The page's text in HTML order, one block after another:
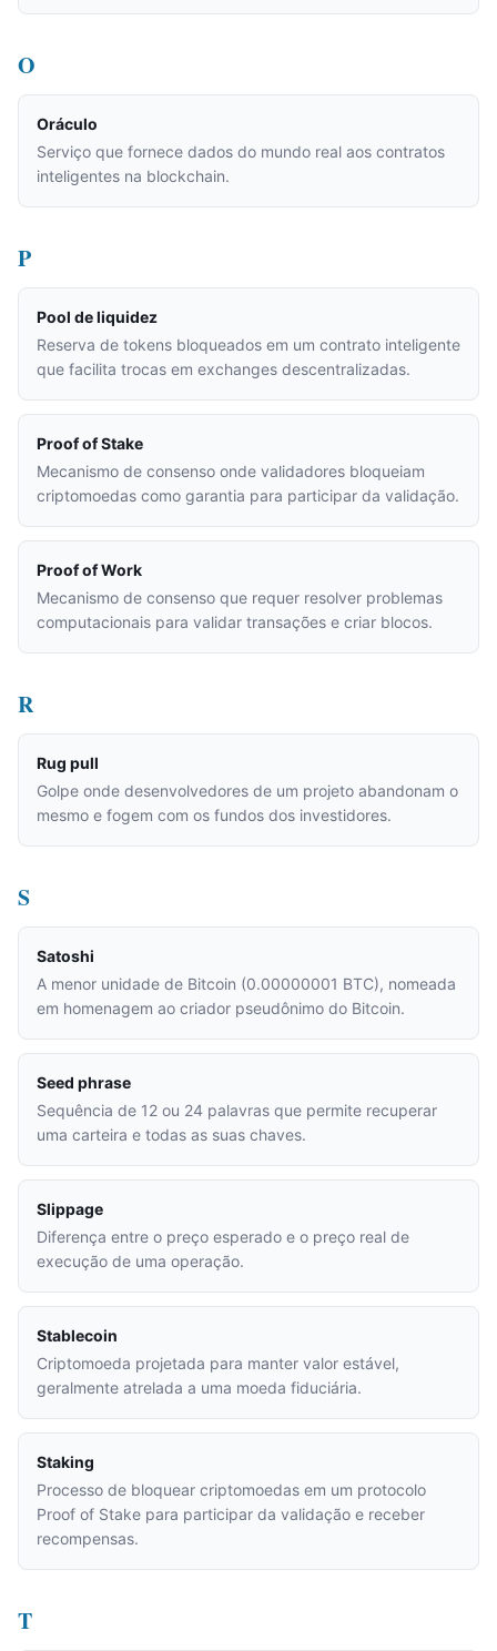
O
Oráculo
Serviço que fornece dados do mundo real aos contratos
inteligentes na blockchain.
P
Pool de liquidez
Reserva de tokens bloqueados em um contrato inteligente
que facilita trocas em exchanges descentralizadas.
Proof of Stake
Mecanismo de consenso onde validadores bloqueiam
criptomoedas como garantia para participar da validação.
Proof of Work
Mecanismo de consenso que requer resolver problemas
computacionais para validar transações e criar blocos.
R
Rug pull
Golpe onde desenvolvedores de um projeto abandonam o
mesmo e fogem com os fundos dos investidores.
S
Satoshi
A menor unidade de Bitcoin (0.00000001 BTC), nomeada
em homenagem ao criador pseudônimo do Bitcoin.
Seed phrase
Sequência de 12 ou 24 palavras que permite recuperar
uma carteira e todas as suas chaves.
Slippage
Diferença entre o preço esperado e o preço real de
execução de uma operação.
Stablecoin
Criptomoeda projetada para manter valor estável,
geralmente atrelada a uma moeda fiduciária.
Staking
Processo de bloquear criptomoedas em um protocolo
Proof of Stake para participar da validação e receber
recompensas.
T